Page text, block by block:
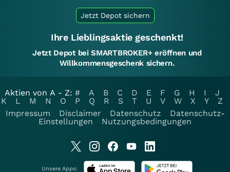
Jetzt Depot sichern
Ihre Lieblingsaktie geschenkt!
Jetzt Depot bei SMARTBROKER+ eröffnen und
Willkommensgeschenk sichern.
Aktien von A - Z: # A B C D E F G H I
J
K
L M N O P Q R S T U V W X Y
Z
Impressum
Disclaimer Datenschutz
Datenschutz-
Einstellungen
Nutzungsbedingungen
Unsere Apps: